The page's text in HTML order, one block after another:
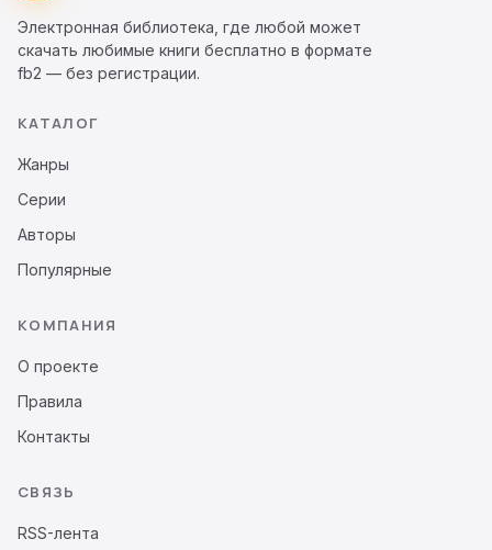
Электронная библиотека, где любой может
скачать любимые книги бесплатно в формате
fb2 — без регистрации.
КАТАЛОГ
Жанры
Серии
Авторы
Популярные
КОМПАНИЯ
О проекте
Правила
Контакты
СВЯЗЬ
RSS-лента